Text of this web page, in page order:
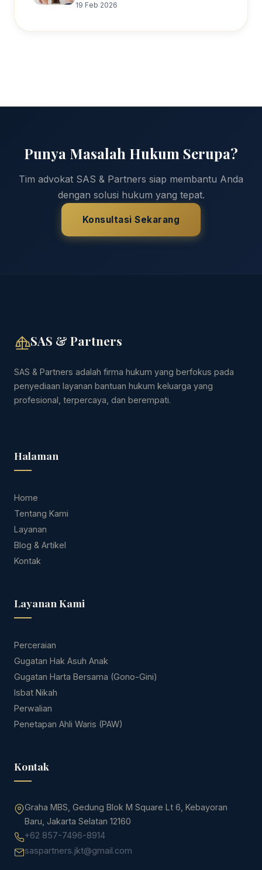
19 Feb 2026
Punya Masalah Hukum Serupa?
Tim advokat SAS & Partners siap membantu Anda
dengan solusi hukum yang tepat.
Konsultasi Sekarang
SAS & Partners
SAS & Partners adalah firma hukum yang berfokus pada
penyediaan layanan bantuan hukum keluarga yang
profesional, terpercaya, dan berempati.
Halaman
Home
Tentang Kami
Layanan
Blog & Artikel
Kontak
Layanan Kami
Perceraian
Gugatan Hak Asuh Anak
Gugatan Harta Bersama (Gono-Gini)
Isbat Nikah
Perwalian
Penetapan Ahli Waris (PAW)
Kontak
Graha MBS, Gedung Blok M Square Lt 6, Kebayoran
Baru, Jakarta Selatan 12160
+62 857-7496-8914
saspartners.jkt@gmail.com